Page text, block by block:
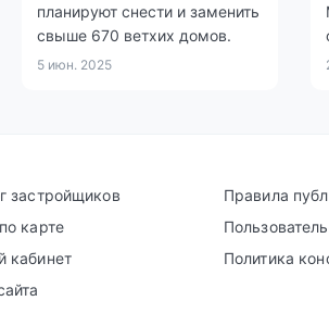
планируют снести и заменить
свыше 670 ветхих домов.
5 июн. 2025
застройщиков
карте
кабинет
Правила
Политика